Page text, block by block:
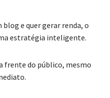
blog e quer gerar renda, o
estratégia inteligente.
frente do público, mesmo